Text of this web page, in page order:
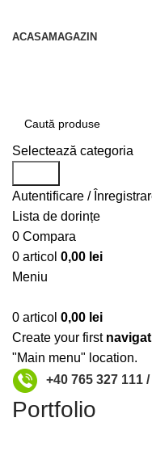
ACASAMAGAZIN
Selectează categoria
Autentificare /
Lista de dorințe
0 Compara
0 articol 0,00 lei
Meniu
0 articol 0,00 lei
Create your first
"Main menu" location.
+40 765 327 111
Portfolio